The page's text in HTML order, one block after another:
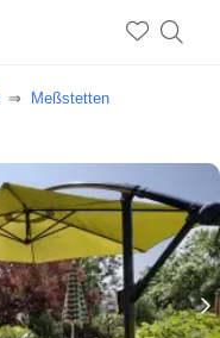
Meßstetten